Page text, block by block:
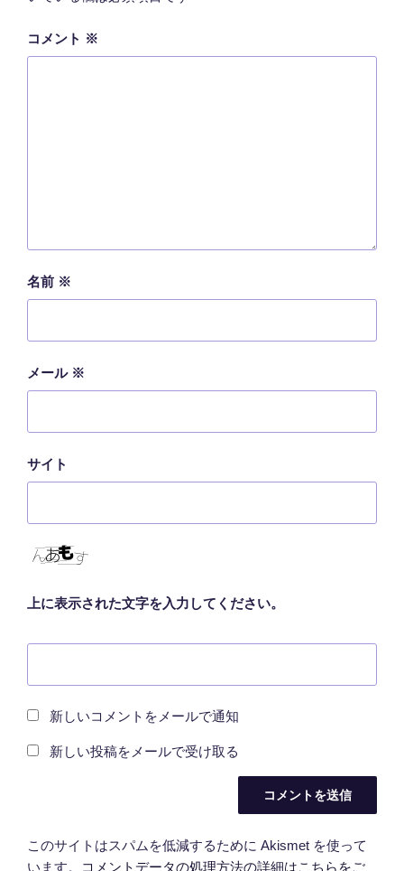
コメント ※
名前 ※
メール ※
サイト
上に表示された文字を入力してください。
新しいコメントをメールで通知
新しい投稿をメールで受け取る
このサイトはスパムを低減するために Akismet を使って
います。
コメントデータの処理方法の詳細はこちらをご